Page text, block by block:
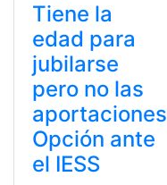
Tiene la
edad para
jubilarse
pero no las
aportaciones
Opción ante
el IESS